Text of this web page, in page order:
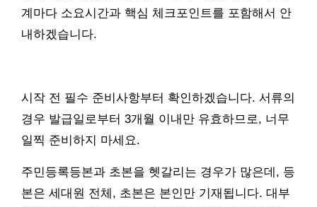
계마다 소요시간과 핵심 체크포인트를 포함해서 안
내하겠습니다.
시작 전 필수 준비사항부터 확인하겠습니다. 서류의
경우 발급일로부터 3개월 이내만 유효하므로, 너무
일찍 준비하지 마세요.
주민등록등본과 초본을 헷갈리는 경우가 많은데, 등
본은 세대원 전체, 초본은 본인만 기재됩니다. 대부